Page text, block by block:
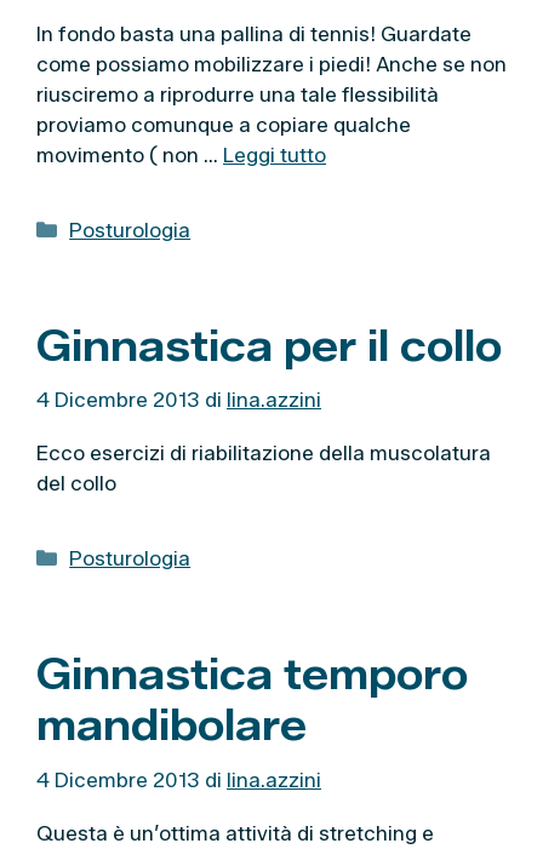
e
In fondo basta una pallina di tennis! Guardate
come possiamo mobilizzare i piedi! Anche se non
riusciremo a riprodurre una tale flessibilità
proviamo comunque a copiare qualche
movimento ( non … Leggi tutto
C
g
r
e
Posturologia
Ginnastica per il collo
4 Dicembre 2013 di lina.azzini
Ecco esercizi di riabilitazione della muscolatura
del collo
C
g
r
Posturologia
Ginnastica temporo
mandibolare
4 Dicembre 2013 di lina.azzini
Questa è un’ottima attività di stretching e